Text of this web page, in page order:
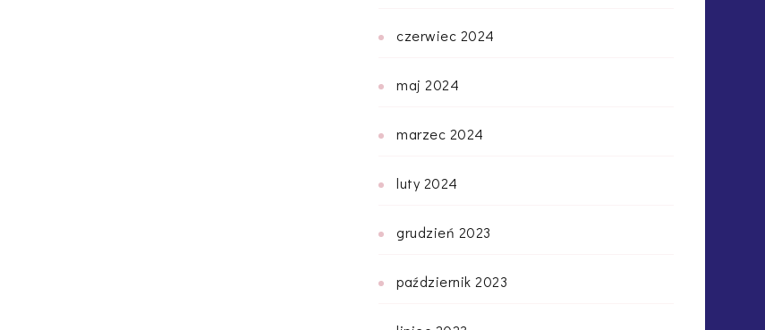
czerwiec 2024
maj 2024
marzec 2024
luty 2024
grudzień 2023
październik 2023